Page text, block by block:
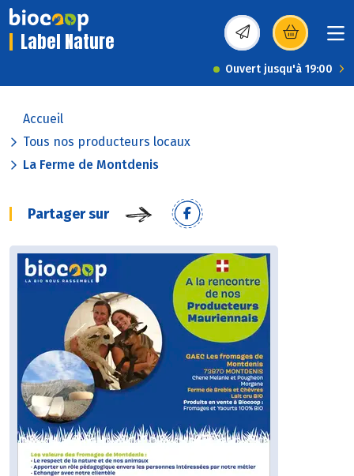
Label Nature (s’ouvre dans une
Ouvert jusqu'à 19:00
Accueil
Tous nos producteurs locaux
La Ferme de Montdenis
Partager sur